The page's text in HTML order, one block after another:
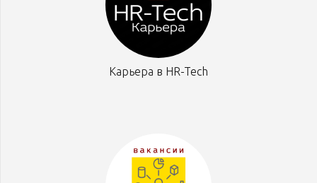
Карьера в HR-Tech